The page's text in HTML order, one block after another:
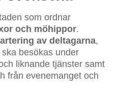
som ordnar
och möhippor.
av deltagarna,
besökas under
liknande tjänster samt
från evenemanget och